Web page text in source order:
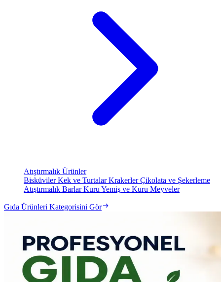
Atıştırmalık Ürünler
BisküvilerKek ve TurtalarKrakerlerÇikolata ve Şekerleme
Atıştırmalık BarlarKuru Yemiş ve Kuru Meyveler
Gıda Ürünleri Kategorisini Gör